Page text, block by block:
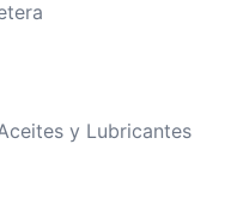
y Lubricantes